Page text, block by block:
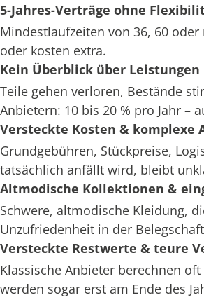
5-Jahres-Verträge ohne
Mindestlaufzeiten von 36, 60
oder kosten extra.
Kein Überblick über Leistungen
Teile gehen verloren, Bestände
Anbietern: 10 bis 20 % pro Jahr –
Versteckte Kosten & komplexe
Grundgebühren, Stückpreise,
tatsächlich anfällt wird, bleibt
Altmodische Kollektionen &
Schwere, altmodische Kleidung,
Unzufriedenheit in der
Versteckte Restwerte & teure
Klassische Anbieter berechnen
werden sogar erst am Ende des